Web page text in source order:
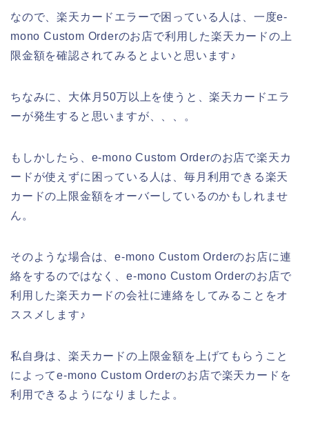
なので、楽天カードエラーで困っている人は、一度e-
mono Custom Orderのお店で利用した楽天カードの上
限金額を確認されてみるとよいと思います♪
ちなみに、大体月50万以上を使うと、楽天カードエラ
ーが発生すると思いますが、、、。
もしかしたら、e-mono Custom Orderのお店で楽天カ
ードが使えずに困っている人は、毎月利用できる楽天
カードの上限金額をオーバーしているのかもしれませ
ん。
そのような場合は、e-mono Custom Orderのお店に連
絡をするのではなく、e-mono Custom Orderのお店で
利用した楽天カードの会社に連絡をしてみることをオ
ススメします♪
私自身は、楽天カードの上限金額を上げてもらうこと
によってe-mono Custom Orderのお店で楽天カードを
利用できるようになりましたよ。